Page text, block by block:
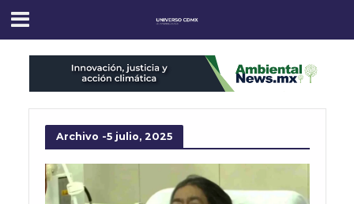
Archivo -5 julio, 2025